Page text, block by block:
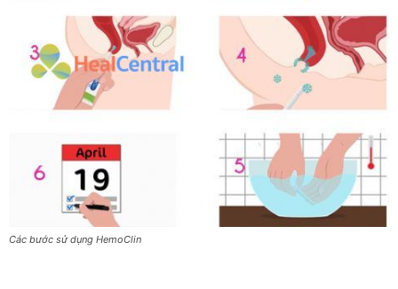
Các bước sử dụng HemoClin